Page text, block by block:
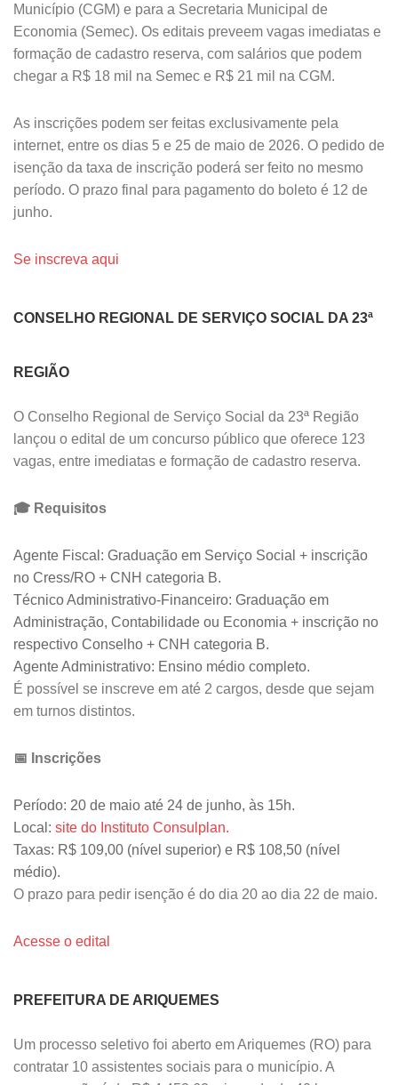
Município (CGM) e para a Secretaria Municipal de
Economia (Semec). Os editais preveem vagas imediatas e
formação de cadastro reserva, com salários que podem
chegar a R$ 18 mil na Semec e R$ 21 mil na CGM.
As inscrições podem ser feitas exclusivamente pela
internet, entre os dias 5 e 25 de maio de 2026. O pedido de
isenção da taxa de inscrição poderá ser feito no mesmo
período. O prazo final para pagamento do boleto é 12 de
junho.
Se inscreva aqui
CONSELHO REGIONAL DE SERVIÇO SOCIAL DA 23ª
REGIÃO
O Conselho Regional de Serviço Social da 23ª Região
lançou o edital de um concurso público que oferece 123
vagas, entre imediatas e formação de cadastro reserva.
🎓 Requisitos
Agente Fiscal: Graduação em Serviço Social + inscrição
no Cress/RO + CNH categoria B.
Técnico Administrativo-Financeiro: Graduação em
Administração, Contabilidade ou Economia + inscrição no
respectivo Conselho + CNH categoria B.
Agente Administrativo: Ensino médio completo.
É possível se inscreve em até 2 cargos, desde que sejam
em turnos distintos.
📅 Inscrições
Período: 20 de maio até 24 de junho, às 15h.
Local: site do Instituto Consulplan.
Taxas: R$ 109,00 (nível superior) e R$ 108,50 (nível
médio).
O prazo para pedir isenção é do dia 20 ao dia 22 de maio.
Acesse o edital
PREFEITURA DE ARIQUEMES
Um processo seletivo foi aberto em Ariquemes (RO) para
contratar 10 assistentes sociais para o município. A